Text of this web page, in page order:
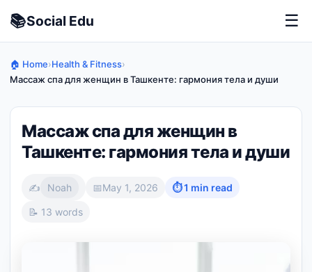
📚Social Edu ☰
🏠 Home›Health & Fitness›
Массаж спа для женщин в Ташкенте: гармония тела и души
Массаж спа для женщин в
Ташкенте: гармония тела и души
✍️ Noah 📅May 1, 2026 ⏱ 1 min read
📝 13 words